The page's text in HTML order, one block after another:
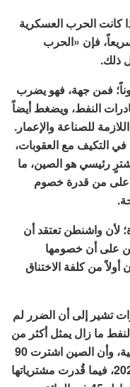
كانت الحرب العسكرية
فإن «الحرب
ذلك.
فمن جهة، فهو يضرب
النفط، ويضغط أيضاً
للصناعة والإعمار.
التكيف مع العقوبات،
رئيسي هو الصين، ما
أعلى من قدرة خصوم
لأن واشنطن تعتقد أن
على أن خصومها
أولاً من كلفة الاختناق
تشير إلى أن الضرر لم
ما زال يمثل أكثر من
40 في المائة من عائدات التصدير الإيرانية، وأن الصين اشترت 90
في المائة من النفط الإيراني في عام 2024، فيما قُدرت مشترياتها